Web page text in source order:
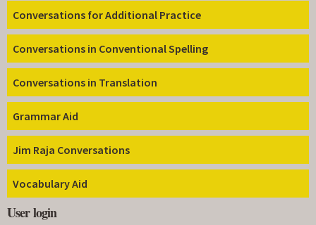
Conversations for Additional Practice
Conversations in Conventional Spelling
Conversations in Translation
Grammar Aid
Jim Raja Conversations
Vocabulary Aid
User login